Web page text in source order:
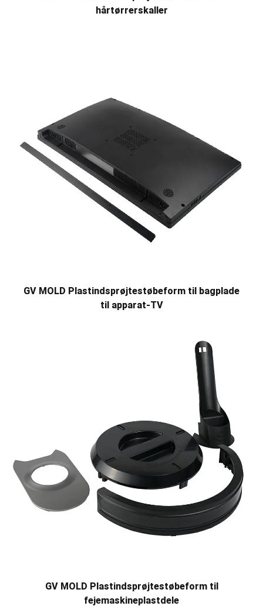
hårtørrerskaller
GV MOLD Plastindsprøjtestøbeform til bagplade
til apparat-TV
GV MOLD Plastindsprøjtestøbeform til
fejemaskineplastdele